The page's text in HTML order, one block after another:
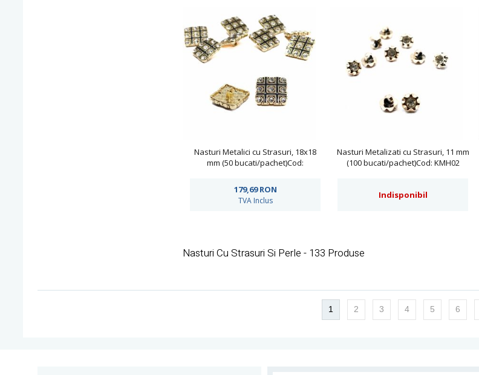
Nasturi Metalici cu Strasuri, 18x18
mm (50 bucati/pachet)Cod:
179,69RON
TVA Inclus
Nasturi Metalizati cu Strasuri, 11 mm
(100 bucati/pachet)Cod: KMH02
Indisponibil
Nasturi Cu Strasuri Si Perle - 133 Produse
1 2 3 4 5 6